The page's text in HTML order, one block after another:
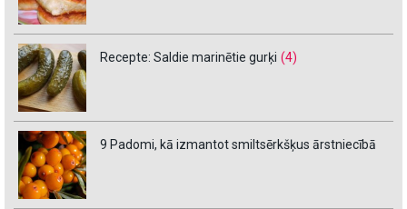
Recepte: Saldie marinētie gurķi (4)
9 Padomi, kā izmantot smiltsērkšķus ārstniecībā